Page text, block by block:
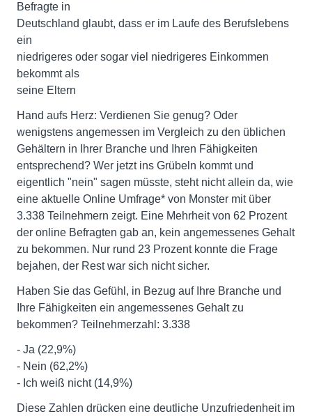
Befragte in
Deutschland glaubt, dass er im Laufe des Berufslebens
ein
niedrigeres oder sogar viel niedrigeres Einkommen
bekommt als
seine Eltern
Hand aufs Herz: Verdienen Sie genug? Oder
wenigstens angemessen im Vergleich zu den üblichen
Gehältern in Ihrer Branche und Ihren Fähigkeiten
entsprechend? Wer jetzt ins Grübeln kommt und
eigentlich "nein" sagen müsste, steht nicht allein da, wie
eine aktuelle Online Umfrage* von Monster mit über
3.338 Teilnehmern zeigt. Eine Mehrheit von 62 Prozent
der online Befragten gab an, kein angemessenes Gehalt
zu bekommen. Nur rund 23 Prozent konnte die Frage
bejahen, der Rest war sich nicht sicher.
Haben Sie das Gefühl, in Bezug auf Ihre Branche und
Ihre Fähigkeiten ein angemessenes Gehalt zu
bekommen? Teilnehmerzahl: 3.338
- Ja (22,9%)
- Nein (62,2%)
- Ich weiß nicht (14,9%)
Diese Zahlen drücken eine deutliche Unzufriedenheit im